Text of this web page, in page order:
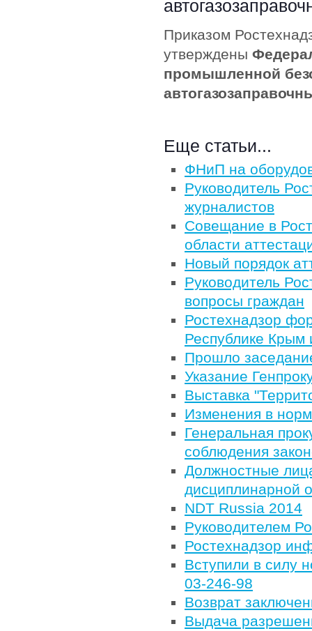
Приказом
утверждены
промышленной
Еще статьи...
ФНиП на
Руководитель
журналистов
Совещание в
области
Новый порядок
Руководитель
вопросы граждан
Ростехнадзор
Республике Крым
Прошло
Указание
Выставка
Изменения в
Генеральная
соблюдения
Должностные
дисциплинарной
NDT Russia 2014
Руководителем
Ростехнадзор
Вступили в силу
03-246-98
Возврат
Выдача